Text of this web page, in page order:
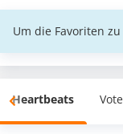
Um die Favoriten
Heartbeats